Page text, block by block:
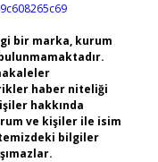
bir marka, kurum
haber niteliği
hakkında
ve kişiler ile isim
bilgiler